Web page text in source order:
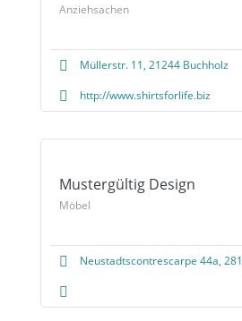
Anziehsachen
Müllerstr. 11, 21244 Buchholz
http://www.shirtsforlife.biz
Mustergültig Design
Möbel
Neustadtscontrescarpe 44a,